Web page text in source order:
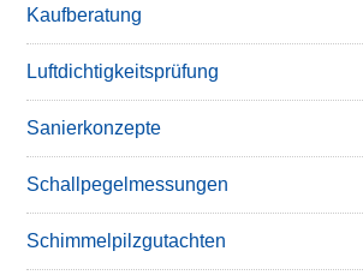
Kaufberatung
Luftdichtigkeitsprüfung
Sanierkonzepte
Schallpegelmessungen
Schimmelpilzgutachten